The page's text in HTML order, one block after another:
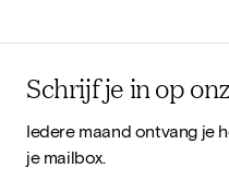
Schrijf je in op
Iedere maand ontvang je
je mailbox.